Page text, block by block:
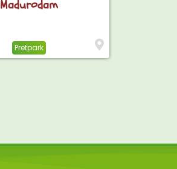
Madurodam
Pretpark